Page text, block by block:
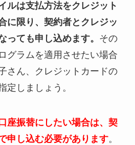
ルは支払方法をクレジット
に限り、契約者とクレジッ
っても申し込めます。 その
グラムを適用させたい場合
さん、クレジットカードの
定しましょう。
座振替にしたい場合は、契
申し込む必要があります。